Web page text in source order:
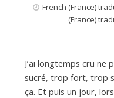
French (France)
(France)
J’ai longtemps cru ne
sucré, trop fort, trop
ça. Et puis un jour,